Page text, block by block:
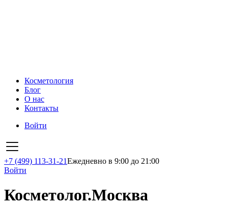
Косметология
Блог
О нас
Контакты
Войти
+7 (499) 113-31-21Ежедневно в 9:00 до 21:00
Войти
Косметолог.Москва